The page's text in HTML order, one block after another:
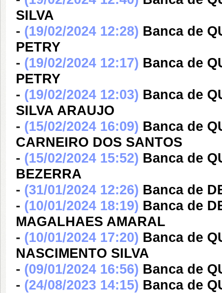
SILVA
- (19/02/2024 12:28) Banca de
PETRY
- (19/02/2024 12:17) Banca de
PETRY
- (19/02/2024 12:03) Banca de
SILVA ARAUJO
- (15/02/2024 16:09) Banca de
CARNEIRO DOS SANTOS
- (15/02/2024 15:52) Banca de
BEZERRA
- (31/01/2024 12:26) Banca de
- (10/01/2024 18:19) Banca de
MAGALHAES AMARAL
- (10/01/2024 17:20) Banca de
NASCIMENTO SILVA
- (09/01/2024 16:56) Banca de
- (24/08/2023 14:15) Banca de